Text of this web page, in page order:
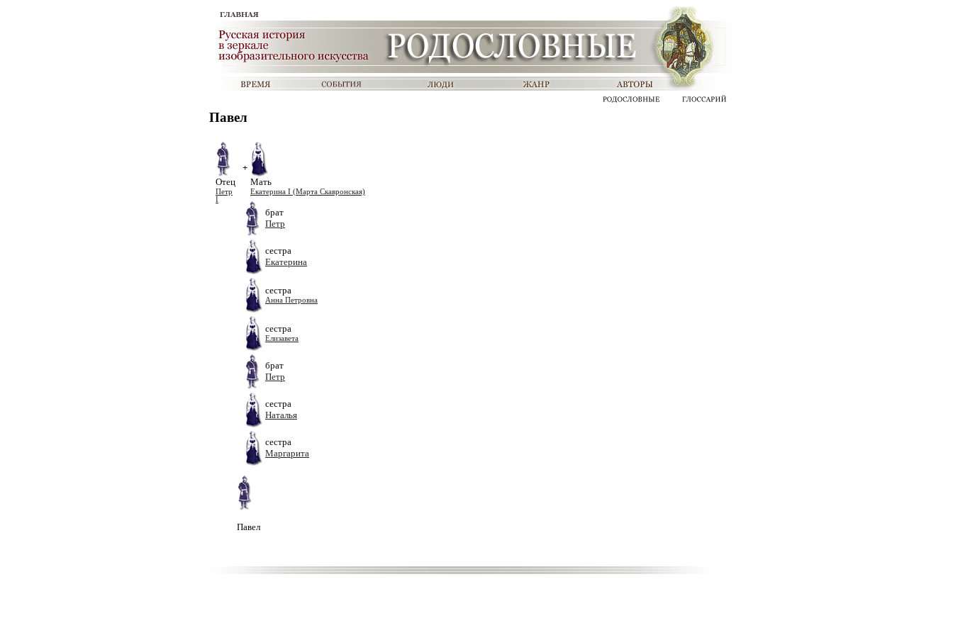
Павел
Отец
Петр
I
+
Мать
Екатерина I (Марта Скавронская)
брат
Петр
сестра
Екатерина
сестра
Анна Петровна
сестра
Елизавета
брат
Петр
сестра
Наталья
сестра
Маргарита
Павел